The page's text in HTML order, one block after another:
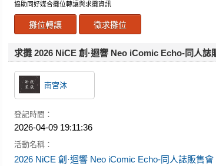
協助同好媒合攤位轉讓與求攤資訊
攤位轉讓 徵求攤位
求攤 2026 NiCE 創·迴響 Neo iComic Echo-同人誌
南宮沐
登記時間：
2026-04-09 19:11:36
活動名稱：
2026 NiCE 創·迴響 Neo iComic Echo-同人誌販售會